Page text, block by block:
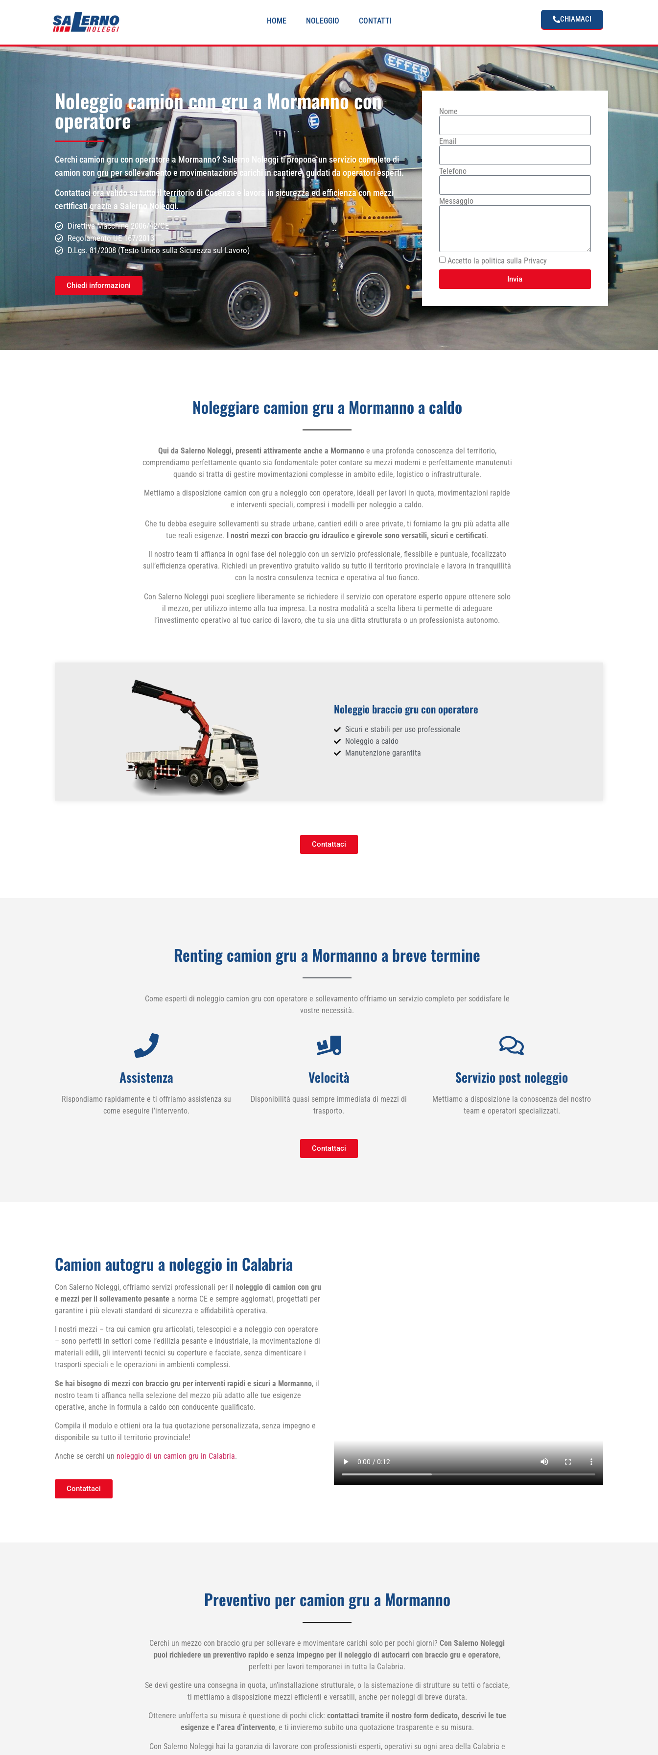
HOME NOLEGGIO CONTATTI CHIAMACI
Noleggio camion con gru a Mormanno con
operatore
Cerchi camion gru con operatore a Mormanno? Salerno Noleggi ti propone un servizio completo di
camion con gru per sollevamento e movimentazione carichi in cantiere, guidati da operatori esperti.
Contattaci ora valido su tutto il territorio di Cosenza e lavora in sicurezza ed efficienza con mezzi
certificati grazie a Salerno Noleggi.
Direttiva Macchine 2006/42/CE
Regolamento UE 167/2013
D.Lgs. 81/2008 (Testo Unico sulla Sicurezza sul Lavoro)
Chiedi informazioni
Nome
Email
Telefono
Messaggio
Accetto la politica sulla Privacy
Invia
Noleggiare camion gru a Mormanno a caldo
Qui da Salerno Noleggi, presenti attivamente anche a Mormannoe una profonda conoscenza del territorio,
comprendiamo perfettamente quanto sia fondamentale poter contare su mezzi moderni e perfettamente manutenuti
quando si tratta di gestire movimentazioni complesse in ambito edile, logistico o infrastrutturale.
Mettiamo a disposizione camion con gru a noleggio con operatore, ideali per lavori in quota, movimentazioni rapide
e interventi speciali, compresi i modelli per noleggio a caldo.
Che tu debba eseguire sollevamenti su strade urbane, cantieri edili o aree private, ti forniamo la gru più adatta alle
tue reali esigenze. I nostri mezzi con braccio gru idraulico e girevole sono versatili, sicuri e certificati.
Il nostro team ti affianca in ogni fase del noleggio con un servizio professionale, flessibile e puntuale, focalizzato
sull’efficienza operativa. Richiedi un preventivo gratuito valido su tutto il territorio provinciale e lavora in tranquillità
con la nostra consulenza tecnica e operativa al tuo fianco.
Con Salerno Noleggi puoi scegliere liberamente se richiedere il servizio con operatore esperto oppure ottenere solo
il mezzo, per utilizzo interno alla tua impresa. La nostra modalità a scelta libera ti permette di adeguare
l’investimento operativo al tuo carico di lavoro, che tu sia una ditta strutturata o un professionista autonomo.
Noleggio braccio gru con operatore
Sicuri e stabili per uso professionale
Noleggio a caldo
Manutenzione garantita
Contattaci
Renting camion gru a Mormanno a breve termine
Come esperti di noleggio camion gru con operatore e sollevamento offriamo un servizio completo per soddisfare le
vostre necessità.
Assistenza
Rispondiamo rapidamente e ti offriamo assistenza su
come eseguire l’intervento.
Velocità
Disponibilità quasi sempre immediata di mezzi di
trasporto.
Servizio post noleggio
Mettiamo a disposizione la conoscenza del nostro
team e operatori specializzati.
Contattaci
Camion autogru a noleggio in Calabria
Con Salerno Noleggi, offriamo servizi professionali per il noleggio di camion con gru
e mezzi per il sollevamento pesante a norma CE e sempre aggiornati, progettati per
garantire i più elevati standard di sicurezza e affidabilità operativa.
I nostri mezzi – tra cui camion gru articolati, telescopici e a noleggio con operatore
– sono perfetti in settori come l’edilizia pesante e industriale, la movimentazione di
materiali edili, gli interventi tecnici su coperture e facciate, senza dimenticare i
trasporti speciali e le operazioni in ambienti complessi.
Se hai bisogno di mezzi con braccio gru per interventi rapidi e sicuri a Mormanno, il
nostro team ti affianca nella selezione del mezzo più adatto alle tue esigenze
operative, anche in formula a caldo con conducente qualificato.
Compila il modulo e ottieni ora la tua quotazione personalizzata, senza impegno e
disponibile su tutto il territorio provinciale!
Anche se cerchi un noleggio di un camion gru in Calabria.
Contattaci
Preventivo per camion gru a Mormanno
Cerchi un mezzo con braccio gru per sollevare e movimentare carichi solo per pochi giorni?Con Salerno Noleggi
puoi richiedere un preventivo rapido e senza impegno per il noleggio di autocarri con braccio gru e operatore,
perfetti per lavori temporanei in tutta la Calabria.
Se devi gestire una consegna in quota, un’installazione strutturale, o la sistemazione di strutture su tetti o facciate,
ti mettiamo a disposizione mezzi efficienti e versatili, anche per noleggi di breve durata.
Ottenere un’offerta su misura è questione di pochi click: contattaci tramite il nostro form dedicato, descrivi le tue
esigenze e l’area d’intervento, e ti invieremo subito una quotazione trasparente e su misura.
Con Salerno Noleggi hai la garanzia di lavorare con professionisti esperti, operativi su ogni area della Calabria e